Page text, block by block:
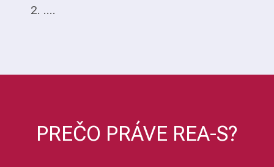
2. ....
PREČO PRÁVE REA-S?